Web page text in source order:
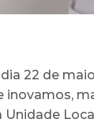
22 de
inovamos,